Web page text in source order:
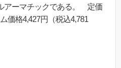
アーマチックである。 定価
価格4,427円（税込4,781